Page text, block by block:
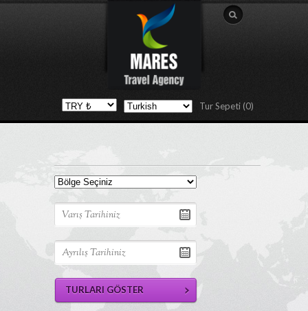
Tur Sepeti (0)